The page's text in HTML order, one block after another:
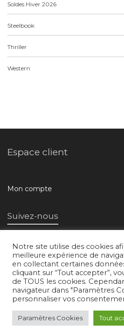
Soldes Hiver 2026
Steelbook
Thriller
Western
Espace client
Mon compte
Suivez-nous
L'atelier d'images © 2018 /Mentions
vente
Notre site utilise des cookies
meilleure expérience de
en collectant certaines
cliquant sur “Tout accepter”,
de TOUS les cookies.
navigateur dans "Paramètres
personnaliser vos
Paramètres Cookies Tout